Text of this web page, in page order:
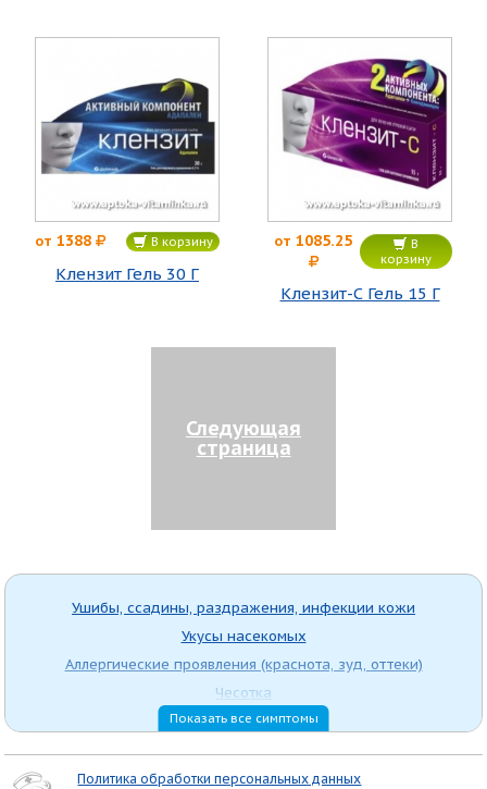
от 1388 В корзину
Клензит Гель 30 Г
от 1085.25
В
корзину
Клензит-С Гель 15 Г
Следующая
страница
Ушибы, ссадины, раздражения, инфекции кожи
Укусы насекомых
Аллергические проявления (краснота, зуд, оттеки)
Чесотка
Герпес
Угревая сыпь (акне)
Показать все симптомы
Политика обработки персональных данных